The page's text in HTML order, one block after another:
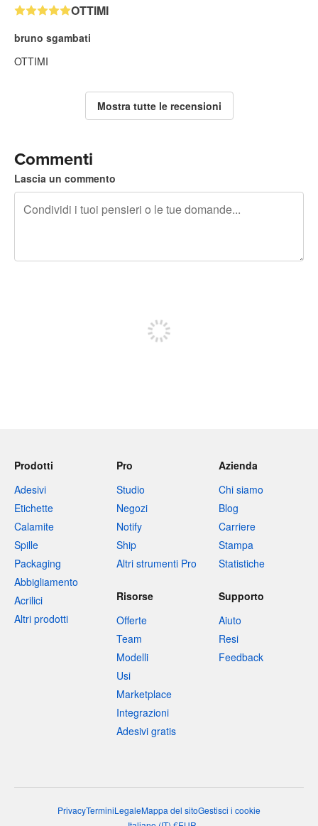
OTTIMI
bruno sgambati
OTTIMI
Mostra tutte le recensioni
Commenti
Lascia un commento
Prodotti
Adesivi
Etichette
Calamite
Spille
Packaging
Abbigliamento
Acrilici
Altri prodotti
Pro
Studio
Negozi
Notify
Ship
Altri strumenti Pro
Azienda
Chi siamo
Blog
Carriere
Stampa
Statistiche
Risorse
Offerte
Team
Modelli
Usi
Marketplace
Integrazioni
Adesivi gratis
Supporto
Aiuto
Resi
Feedback
PrivacyTerminiLegaleMappa del sitoGestisci i cookie